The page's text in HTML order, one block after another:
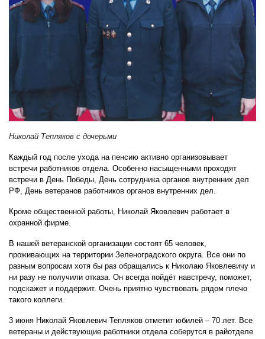
Николай Тепляков с дочерьми
Каждый год после ухода на пенсию активно организовывает
встречи работников отдела. Особенно насыщенными проходят
встречи в День Победы, День сотрудника органов внутренних дел
РФ, День ветеранов работников органов внутренних дел.
Кроме общественной работы, Николай Яковлевич работает в
охранной фирме.
В нашей ветеранской организации состоят 65 человек,
проживающих на территории Зеленоградского округа. Все они по
разным вопросам хотя бы раз обращались к Николаю Яковлевичу и
ни разу не получили отказа. Он всегда пойдёт навстречу, поможет,
подскажет и поддержит. Очень приятно чувствовать рядом плечо
такого коллеги.
3 июня Николай Яковлевич Тепляков отметит юбилей – 70 лет. Все
ветераны и действующие работники отдела соберутся в райотделе